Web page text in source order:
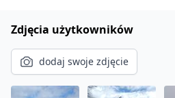
Zdjęcia użytkowników
dodaj swoje zdjęcie